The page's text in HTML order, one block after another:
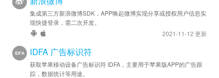
集成第三方新浪微博SDK，APP唤起微博实现分享或授权用户信息实
现快捷登录，需二次开发。
2021-11-12 更新
IDFA 广告标识符
获取苹果移动设备广告标识符 IDFA，主要用于苹果版APP的广告跟
踪，数据统计等用途。